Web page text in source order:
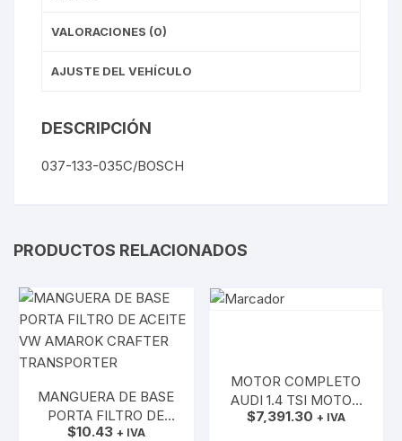
VALORACIONES (0)
AJUSTE DEL VEHÍCULO
DESCRIPCIÓN
037-133-035C/BOSCH
PRODUCTOS RELACIONADOS
MANGUERA DE BASE
PORTA FILTRO DE
ACEITE VW AMAROK
$10.43 + IVA
MOTOR COMPLETO
AUDI 1.4 TSI MOTOR
CZT
$7,391.30 + IVA